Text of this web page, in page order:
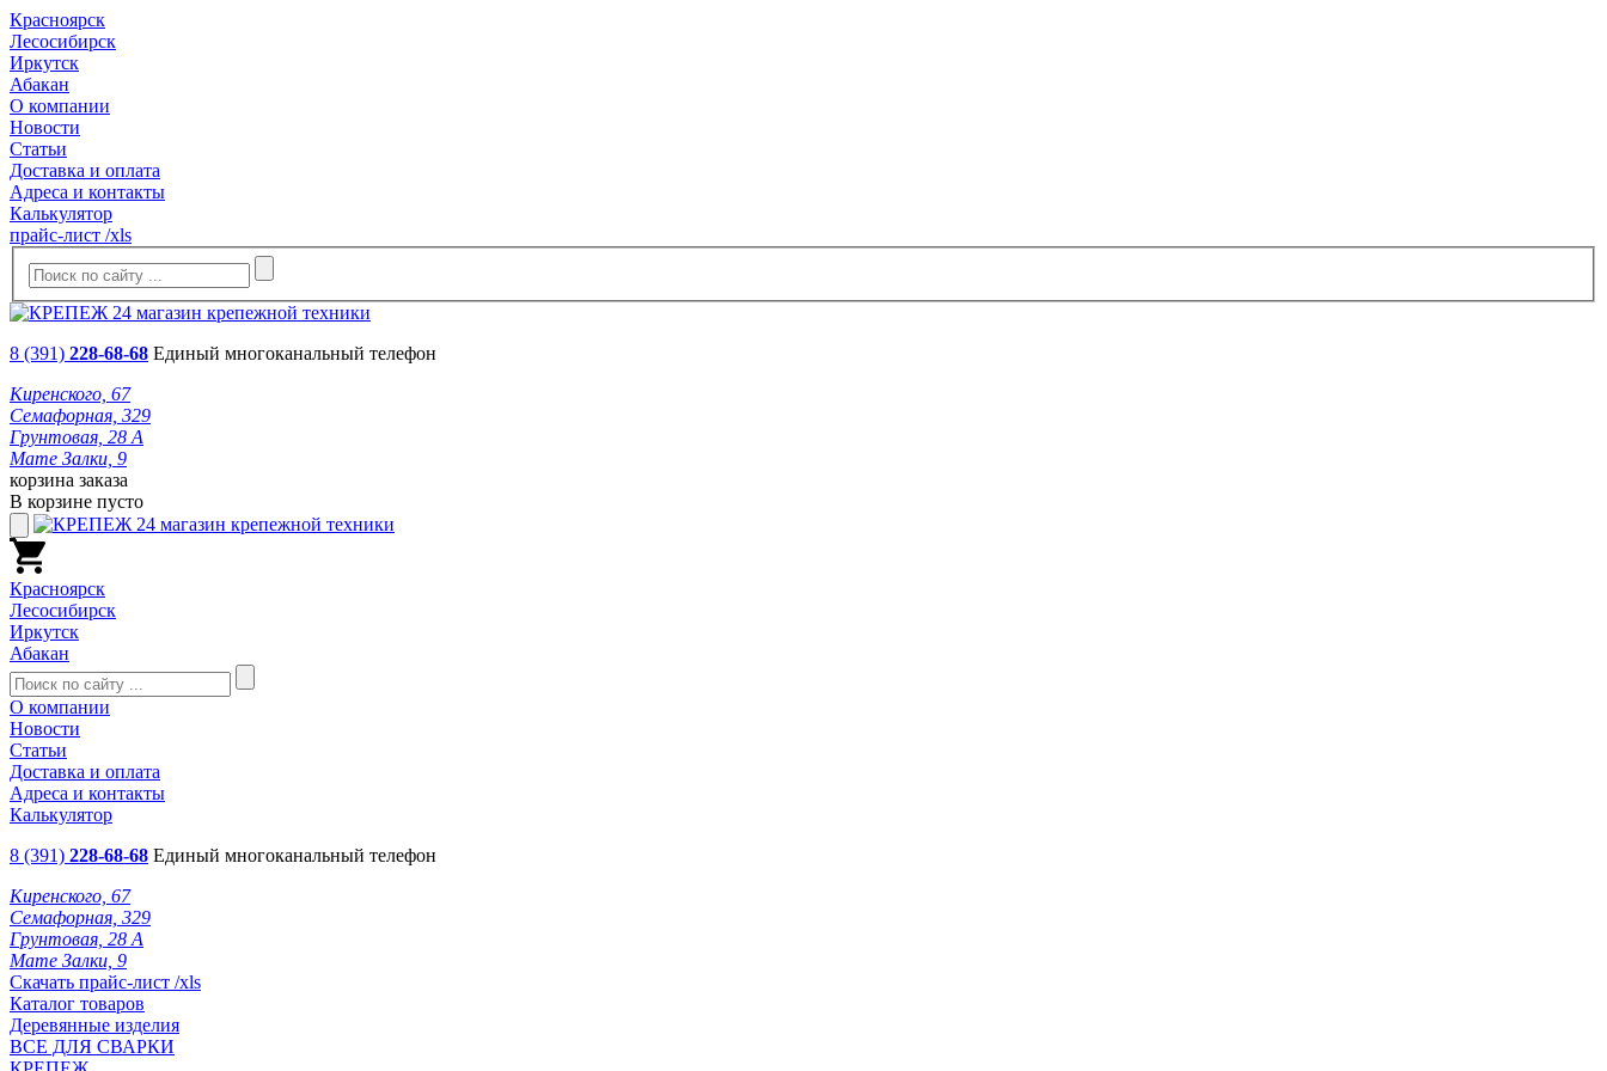
Красноярск
Лесосибирск
Иркутск
Абакан
О компании
Новости
Статьи
Доставка и оплата
Адреса и контакты
Калькулятор
прайс-лист /xls
8 (391) 228-68-68 Единый многоканальный телефон
Киренского, 67
Семафорная, 329
Грунтовая, 28 А
Мате Залки, 9
корзина заказа
В корзине пусто
Красноярск
Лесосибирск
Иркутск
Абакан
О компании
Новости
Статьи
Доставка и оплата
Адреса и контакты
Калькулятор
8 (391) 228-68-68 Единый многоканальный телефон
Киренского, 67
Семафорная, 329
Грунтовая, 28 А
Мате Залки, 9
Скачать прайс-лист /xls
Каталог товаров
Деревянные изделия
ВСЕ ДЛЯ СВАРКИ